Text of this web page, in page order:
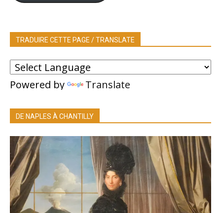
TRADUIRE CETTE PAGE / TRANSLATE
Powered by Translate
DE NAPLES À CHANTILLY